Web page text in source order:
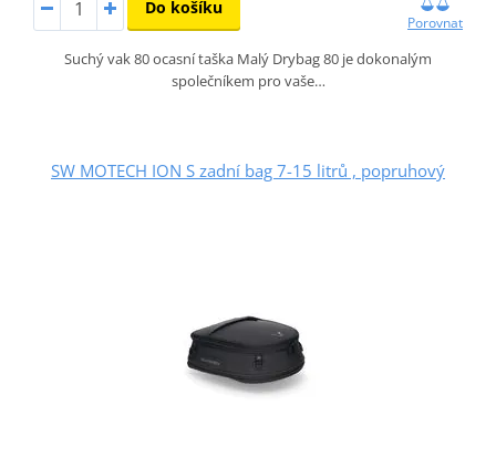
Do košíku
Porovnat
Suchý vak 80 ocasní taška Malý Drybag 80 je dokonalým
společníkem pro vaše…
SW MOTECH ION S zadní bag 7-15 litrů , popruhový